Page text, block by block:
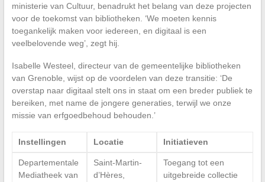
ministerie van Cultuur, benadrukt het belang van deze projecten
voor de toekomst van bibliotheken. ‘We moeten kennis
toegankelijk maken voor iedereen, en digitaal is een
veelbelovende weg’, zegt hij.
Isabelle Westeel, directeur van de gemeentelijke bibliotheken
van Grenoble, wijst op de voordelen van deze transitie: ‘De
overstap naar digitaal stelt ons in staat om een breder publiek te
bereiken, met name de jongere generaties, terwijl we onze
missie van erfgoedbehoud behouden.’
Instellingen Locatie Initiatieven
Departementale
Mediatheek van
Saint-Martin-
d’Hères,
Toegang tot een
uitgebreide collectie